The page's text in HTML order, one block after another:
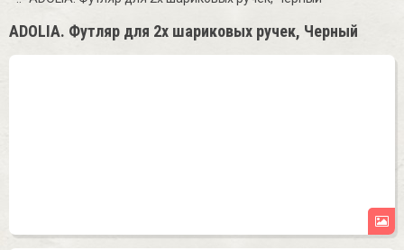
ADOLIA. Футляр для 2х шариковых ручек, Черный